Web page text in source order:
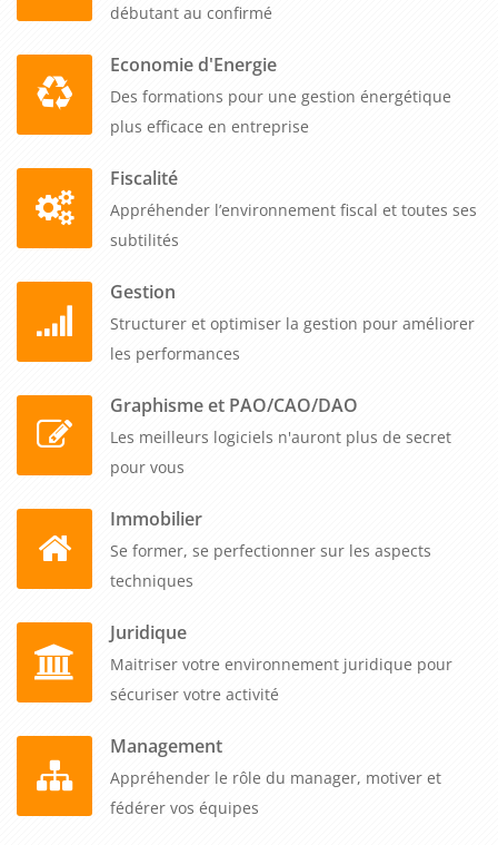
débutant au confirmé
Economie d'Energie
Des formations pour une gestion énergétique
plus efficace en entreprise
Fiscalité
Appréhender l’environnement fiscal et toutes ses
subtilités
Gestion
Structurer et optimiser la gestion pour améliorer
les performances
Graphisme et PAO/CAO/DAO
Les meilleurs logiciels n'auront plus de secret
pour vous
Immobilier
Se former, se perfectionner sur les aspects
techniques
Juridique
Maitriser votre environnement juridique pour
sécuriser votre activité
Management
Appréhender le rôle du manager, motiver et
fédérer vos équipes